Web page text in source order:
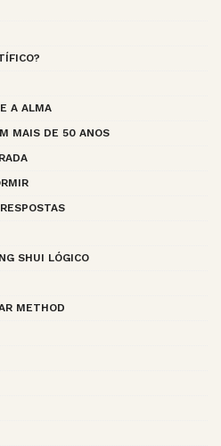
A ALMA
MAIS DE 50 ANOS
SHUI LÓGICO
METHOD